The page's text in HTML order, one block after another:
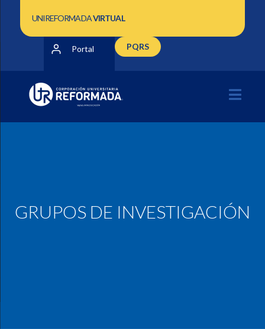
UNIREFORMADAVIRTUAL
Portal PQRS
GRUPOS DE INVESTIGACIÓN